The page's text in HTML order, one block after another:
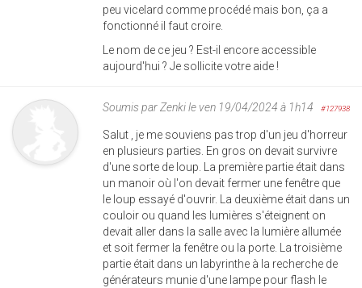
peu vicelard comme procédé mais bon, ça a
fonctionné il faut croire.
Le nom de ce jeu ? Est-il encore accessible
aujourd'hui ? Je sollicite votre aide !
Soumis parZenkile ven 19/04/2024 à 1h14 #127938
Salut , je me souviens pas trop d'un jeu d'horreur
en plusieurs parties. En gros on devait survivre
d'une sorte de loup. La première partie était dans
un manoir où l'on devait fermer une fenêtre que
le loup essayé d'ouvrir. La deuxième était dans un
couloir ou quand les lumières s'éteignent on
devait aller dans la salle avec la lumière allumée
et soit fermer la fenêtre ou la porte. La troisième
partie était dans un labyrinthe à la recherche de
générateurs munie d'une lampe pour flash le